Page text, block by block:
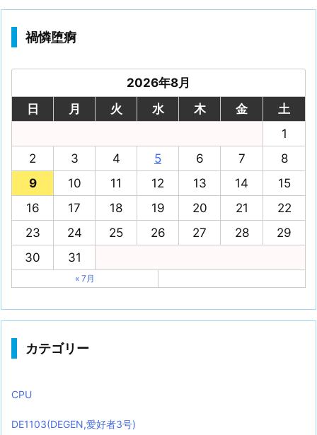
禍憐堕痾
2026年8月
日
月 火 水 木 金
土
1
2
3 4 5 6 7
8
9
10 11 12 13 14
15
16
17 18 19 20 21
22
23
24 25 26 27 28
29
30
31
« 7月
カテゴリー
CPU
DE1103(DEGEN,愛好者3号)